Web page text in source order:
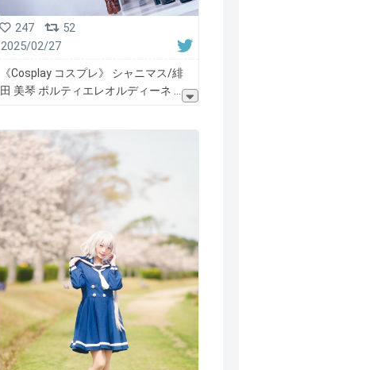
247
52
2025/02/27
《Cosplay コスプレ》 シャニマス/緋
田 美琴 ポルティエレオルディーネ